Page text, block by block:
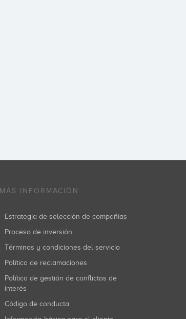
MÁS INFORMACIÓN
Estrategia de selección de compañías
Proceso de inversión
Términos y condiciones del servicio
Política de reclamaciones
Política de gestión de conflictos de
interés
Código de conducta